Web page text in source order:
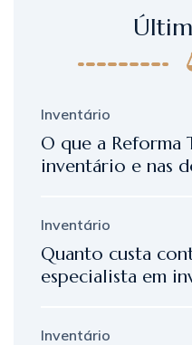
Inventário
O que a Reforma
inventário e nas
Inventário
Quanto custa
especialista em
Inventário